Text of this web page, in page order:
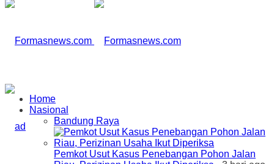
Home
Nasional
Bandung Raya
Pemkot Usut Kasus Penebangan Pohon Jalan